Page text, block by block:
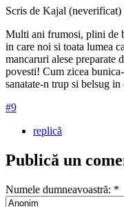
Scris de Kajal
Multi ani frumosi, plini de
in care noi si toata lumea
mancaruri alese preparate
povesti! Cum zicea
sanatate-n trup si belsug in
#9
replică
Publică un
Numele dumneavoastră: *